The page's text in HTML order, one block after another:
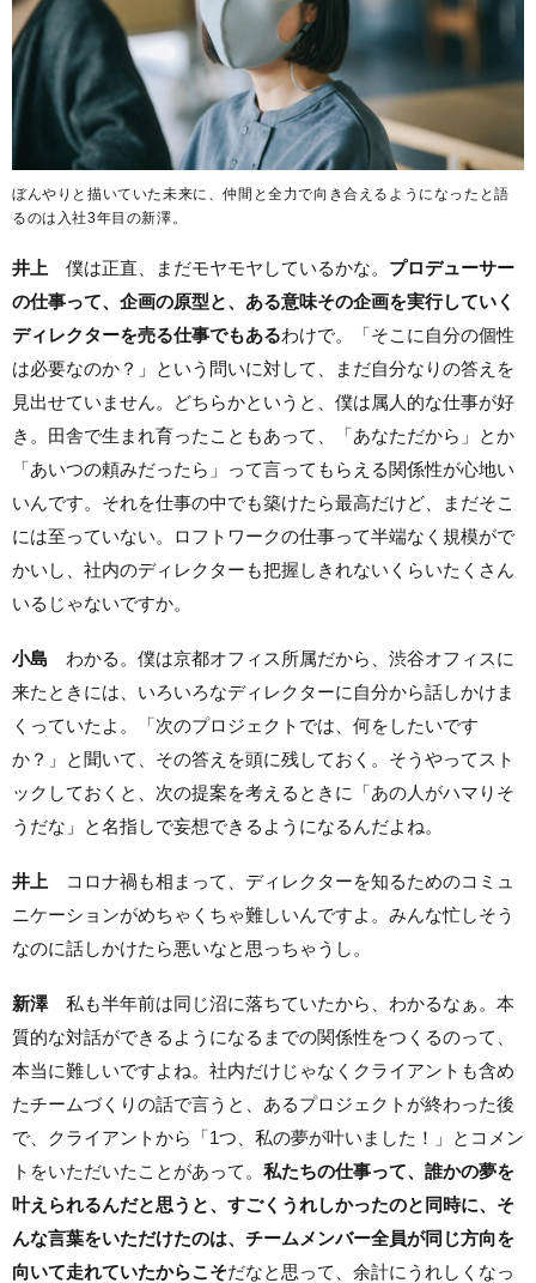
ぼんやりと描いていた未来に、仲間と全力で向き合えるようになったと語
るのは入社3年目の新澤。
井上 僕は正直、まだモヤモヤしているかな。 プロデューサー
の仕事って、企画の原型と、ある意味その企画を実行していく
ディレクターを売る仕事でもあるわけで。「そこに自分の個性
は必要なのか？」という問いに対して、まだ自分なりの答えを
見出せていません。どちらかというと、僕は属人的な仕事が好
き。田舎で生まれ育ったこともあって、「あなただから」とか
「あいつの頼みだったら」って言ってもらえる関係性が心地い
いんです。それを仕事の中でも築けたら最高だけど、まだそこ
には至っていない。ロフトワークの仕事って半端なく規模がで
かいし、社内のディレクターも把握しきれないくらいたくさん
いるじゃないですか。
小島 わかる。僕は京都オフィス所属だから、渋谷オフィスに
来たときには、いろいろなディレクターに自分から話しかけま
くっていたよ。「次のプロジェクトでは、何をしたいです
か？」と聞いて、その答えを頭に残しておく。そうやってスト
ックしておくと、次の提案を考えるときに「あの人がハマりそ
うだな」と名指しで妄想できるようになるんだよね。
井上 コロナ禍も相まって、ディレクターを知るためのコミュ
ニケーションがめちゃくちゃ難しいんですよ。みんな忙しそう
なのに話しかけたら悪いなと思っちゃうし。
新澤私も半年前は同じ沼に落ちていたから、わかるなぁ。本
質的な対話ができるようになるまでの関係性をつくるのって、
本当に難しいですよね。社内だけじゃなくクライアントも含め
たチームづくりの話で言うと、あるプロジェクトが終わった後
で、クライアントから「1つ、私の夢が叶いました！」とコメン
トをいただいたことがあって。 私たちの仕事って、誰かの夢を
叶えられるんだと思うと、すごくうれしかったのと同時に、そ
んな言葉をいただけたのは、チームメンバー全員が同じ方向を
向いて走れていたからこそだなと思って、余計にうれしくなっ